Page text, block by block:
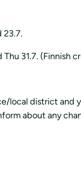
23.7.
Thu 31.7.
local district and
about any